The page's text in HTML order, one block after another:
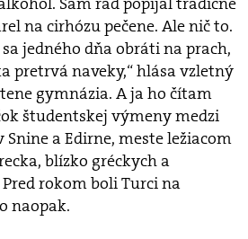
na cirhózu pečene. Ale nič to.
jedného dňa obráti na prach,
pretrvá naveky,“ hlása vzletný
gymnázia. A ja ho čítam
študentskej výmeny medzi
a Edirne, meste ležiacom
blízko gréckych a
rokom boli Turci na
naopak.